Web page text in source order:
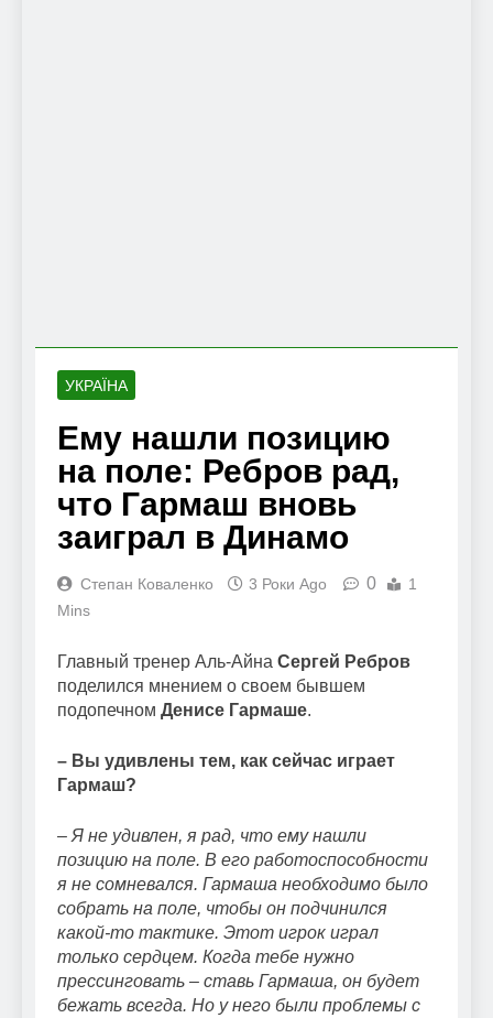
УКРАЇНА
Ему нашли позицию
на поле: Ребров рад,
что Гармаш вновь
заиграл в Динамо
Степан Коваленко 3 Роки Ago 0
1
Mins
Главный тренер Аль-Айна Сергей Ребров
поделился мнением о своем бывшем
подопечном Денисе Гармаше.
– Вы удивлены тем, как сейчас играет
Гармаш?
– Я не удивлен, я рад, что ему нашли
позицию на поле. В его работоспособности
я не сомневался. Гармаша необходимо было
собрать на поле, чтобы он подчинился
какой-то тактике. Этот игрок играл
только сердцем. Когда тебе нужно
прессинговать – ставь Гармаша, он будет
бежать всегда. Но у него были проблемы с